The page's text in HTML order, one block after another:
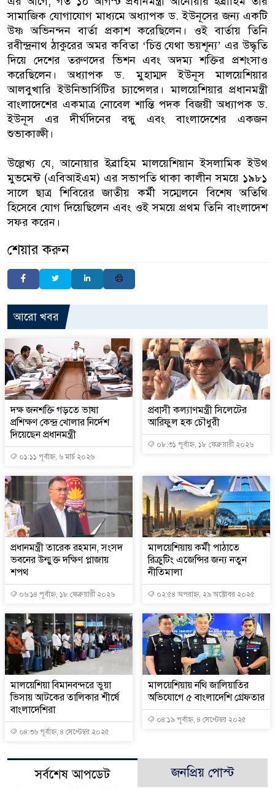
সামাজিক যোগাযোগ মাধ্যমে অধ্যাপক ড. ইউনূসের জন্য একটি
উষ্ণ অভিনন্দন বার্তা প্রকাশ করেছিলেন। ওই বার্তায় তিনি
রবীন্দ্রনাথ ঠাকুরের অমর কবিতা ‘চিত্ত যেথা ভয়শূন্য’ এর উদ্ধৃতি
দিয়ে দেশের তরুণদের ভিশন এবং অদম্য শক্তির প্রশংসাও
করেছিলেন। অধ্যাপক ড. মুহাম্মদ ইউনূস মালয়েশিয়ার
আলবুখারি ইউনিভার্সিটির চ্যান্সেলর। মালয়েশিয়ার প্রধানমন্ত্রী
বাংলাদেশের একমাত্র নোবেল শান্তি পদক বিজয়ী অধ্যাপক ড.
ইউনূস এর দীর্ঘদিনের বন্ধু এবং বাংলাদেশের একজন
শুভাকাঙ্ক্ষী।
উল্লেখ্য যে, আনোয়ার ইব্রাহিম মালয়েশিয়ান ইসলামিক ইউথ
মুভমেন্ট (এবিআইএম) এর সভাপতি থাকা কালীন সময়ে ১৯৮১
সালে ছাত্র শিবিরের জাতীয় কর্মী সম্মেলনে বিশেষ অতিথি
হিসেবে যোগ দিয়েছিলেন এবং ওই সময়ে প্রথম তিনি বাংলাদেশ
সফর করেন।
শেয়ার করুন
আরো খবর
দক্ষ জনশক্তি গড়তে ভাষা
প্রশিক্ষণ কেন্দ্র খোলার নির্দেশ
দিয়েছেন প্রধানমন্ত্রী
০১:১১ পূর্বাহ্ন, ৬ মার্চ ২০২৬
প্রবাসী কল্যাণমন্ত্রী সিলেটের
আরিফুল হক চৌধুরী
০৮:৩১ পূর্বাহ্ন, ১৮ ফেব্রুয়ারী ২০২৬
প্রধানমন্ত্রী তারেক রহমান, সংসদ
ভবনের উন্মুক্ত দক্ষিণ প্লাজায়
শপথ
০৬:১৪ পূর্বাহ্ন, ১৮ ফেব্রুয়ারী ২০২৬
মালয়েশিয়ায় কর্মী পাঠাতে
রিক্রুটিং এজেন্সির জন্য নতুন
নীতিমালা
০২:৫৪ অপরাহ্ন, ২৯ অক্টোবর ২০২৫
মালয়েশিয়া বিমানবন্দরে ভুয়া
ভিসায় আটকের তালিকার শীর্ষে
বাংলাদেশিরা
০৪:৩৬ পূর্বাহ্ন, ৪ সেপ্টেম্বর ২০২৫
মালয়েশিয়ায় নথি জালিয়াতির
অভিযোগে ৫ বাংলাদেশি গ্রেফতার
০৪:১৯ পূর্বাহ্ন, ৪ সেপ্টেম্বর ২০২৫
সর্বশেষ আপডেট জনপ্রিয় পোস্ট